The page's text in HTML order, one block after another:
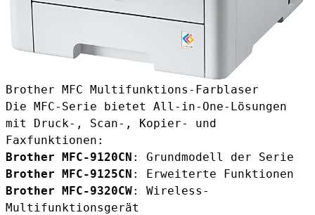
Brother MFC Multifunktions-Farblaser
Die MFC-Serie bietet All-in-One-Lösungen
mit Druck-, Scan-, Kopier- und
Faxfunktionen:
Brother MFC-9120CN : Grundmodell der Serie
Brother MFC-9125CN : Erweiterte Funktionen
Brother MFC-9320CW: Wireless-
Multifunktionsgerät